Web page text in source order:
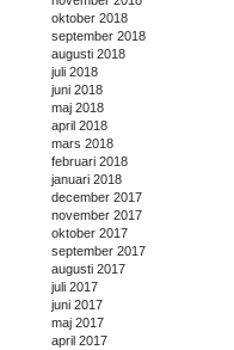
oktober 2018
september 2018
augusti 2018
juli 2018
juni 2018
maj 2018
april 2018
mars 2018
februari 2018
januari 2018
december 2017
november 2017
oktober 2017
september 2017
augusti 2017
juli 2017
juni 2017
maj 2017
april 2017